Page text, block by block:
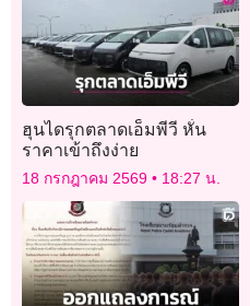
ฮุนไดรุกตลาดเอ็มพีวี หั่น
ราคาเข้าถึงง่าย
18 กรกฎาคม 2569 18:27 น.